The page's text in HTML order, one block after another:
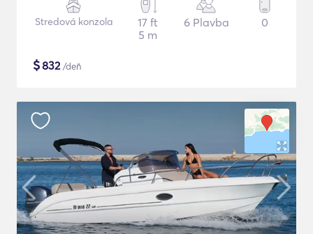
Stredová konzola
17 ft
5 m
6 Plavba 0
$832/deň